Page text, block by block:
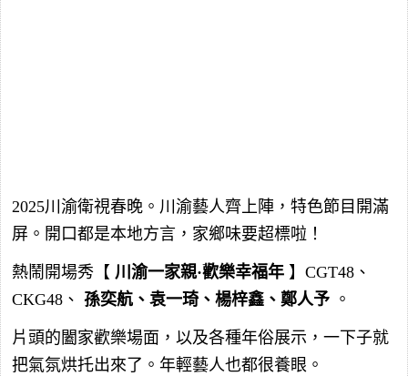
2025川渝衛視春晚。川渝藝人齊上陣，特色節目開滿
屏。開口都是本地方言，家鄉味要超標啦！
熱鬧開場秀【 川渝一家親·歡樂幸福年 】CGT48、
CKG48、 孫奕航、袁一琦、楊梓鑫、鄭人予 。
片頭的闔家歡樂場面，以及各種年俗展示，一下子就
把氣氛烘托出來了。年輕藝人也都很養眼。